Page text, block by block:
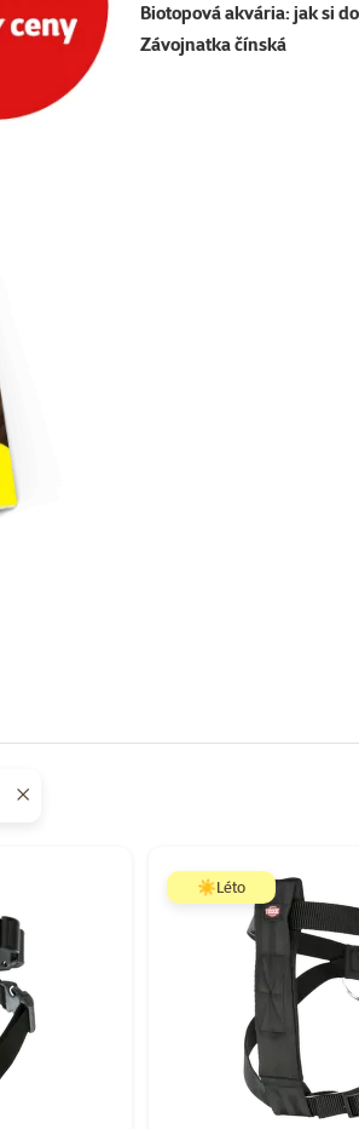
Biotopová akvária: jak si
Závojnatka čínská
☀️Léto